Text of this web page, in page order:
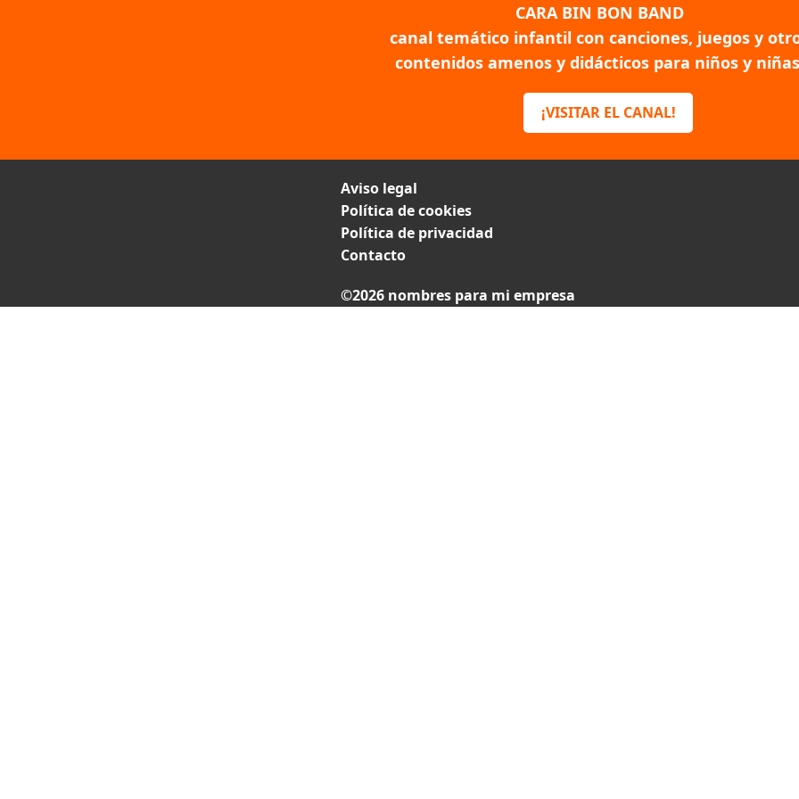
CARA BIN BON BAND
canal temático infantil con canciones, juegos y
contenidos amenos y didácticos para niños y
¡VISITAR EL CANAL!
Aviso legal
Política de cookies
Política de privacidad
Contacto
©2026 nombres para mi empresa